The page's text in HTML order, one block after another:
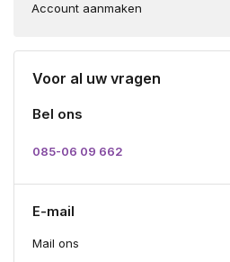
Account aanmaken
Voor al uw vragen
Bel ons
085-06 09 662
E-mail
Mail ons